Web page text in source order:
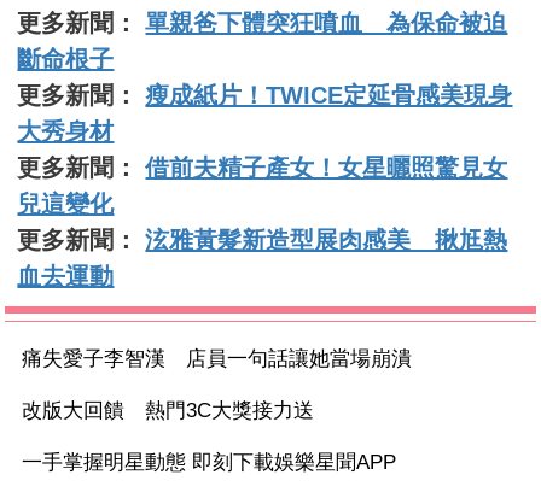
更多新聞：單親爸下體突狂噴血 為保命被迫
斷命根子
更多新聞：瘦成紙片！TWICE定延骨感美現身
大秀身材
更多新聞：借前夫精子產女！女星曬照驚見女
兒這變化
更多新聞：泫雅黃髮新造型展肉感美 揪尪熱
血去運動
痛失愛子李智漢 店員一句話讓她當場崩潰
改版大回饋 熱門3C大獎接力送
一手掌握明星動態 即刻下載娛樂星聞APP